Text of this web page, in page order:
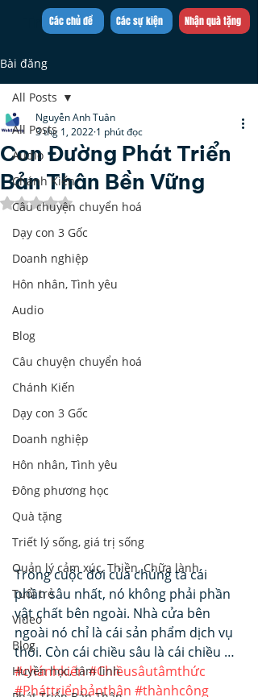
Trần Việt Quân
Các sự kiện
Các chủ đề Nhận quà tặng
Bài đăng
All Posts
Audio
Chánh Kiến
Câu chuyện chuyển hoá
Dạy con 3 Gốc
Doanh nghiệp
Hôn nhân, Tình yêu
Audio
Blog
Câu chuyện chuyển hoá
Chánh Kiến
Dạy con 3 Gốc
Doanh nghiệp
Hôn nhân, Tình yêu
Đông phương học
Quà tặng
Triết lý sống, giá trị sống
Quản lý cảm xúc, Thiền, Chữa lành
Tuổi trẻ
Video
Blog
Huyền học, tâm linh
All Posts
Con Đường Phát Triển
Bản Thân Bền Vững
Nguyễn Anh Tuân
3 thg 1, 2022 1 phút đọc
Đã xếp hạng NaN/5 sao.
Trong cuộc đời của chúng ta cái
phần sâu nhất, nó không phải phần
vật chất bên ngoài. Nhà cửa bên
ngoài nó chỉ là cái sản phẩm dịch vụ
thôi. Còn cái chiều sâu là cái chiều …
#chánhkiến #Chiềusâutâmthức
#Pháttriểnbảnthân #thànhcông